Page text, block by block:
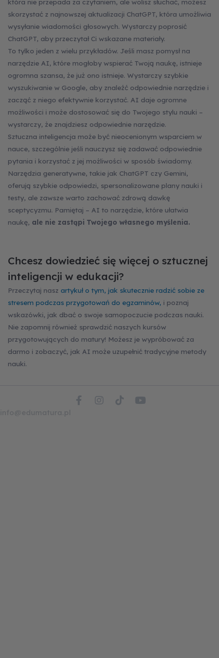
która nie przepada za czytaniem, ale wolisz słuchać, możesz
skorzystać z najnowszej aktualizacji ChatGPT, która umożliwia
wysyłanie wiadomości głosowych. Wystarczy poprosić
ChatGPT, aby przeczytał Ci wskazane materiały.
To tylko jeden z wielu przykładów. Jeśli masz pomysł na
narzędzie AI, które mogłoby wspierać Twoją naukę, istnieje
ogromna szansa, że już ono istnieje. Wystarczy szybkie
wyszukiwanie w Google, aby znaleźć odpowiednie narzędzie i
zacząć z niego efektywnie korzystać. AI daje ogromne
możliwości i może dostosować się do Twojego stylu nauki –
wystarczy, że znajdziesz odpowiednie narzędzie.
Sztuczna inteligencja może być nieocenionym wsparciem w
nauce, szczególnie jeśli nauczysz się zadawać odpowiednie
pytania i korzystać z jej możliwości w sposób świadomy.
Narzędzia generatywne, takie jak ChatGPT czy Gemini,
oferują szybkie odpowiedzi, spersonalizowane plany nauki i
testy, ale zawsze warto zachować zdrową dawkę
sceptycyzmu. Pamiętaj – AI to narzędzie, które ułatwia
naukę, ale nie zastąpi Twojego własnego myślenia.
Chcesz dowiedzieć się więcej o sztucznej
inteligencji w edukacji?
Przeczytaj nasz artykuł o tym, jak skutecznie radzić sobie ze
stresem podczas przygotowań do egzaminów, i poznaj
wskazówki, jak dbać o swoje samopoczucie podczas nauki.
Nie zapomnij również sprawdzić naszych kursów
przygotowujących do matury! Możesz je wypróbować za
darmo i zobaczyć, jak AI może uzupełnić tradycyjne metody
nauki.
F
I
T
Y